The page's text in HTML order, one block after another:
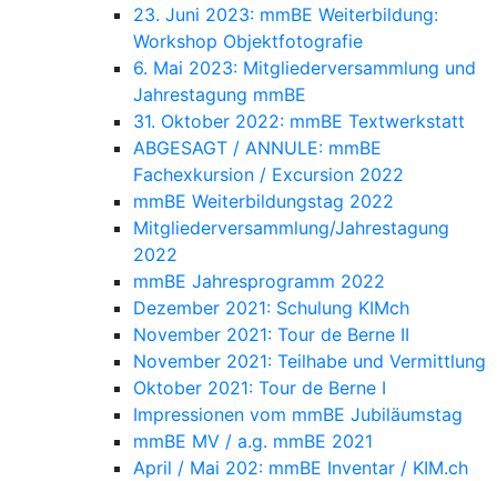
23. Juni 2023: mmBE Weiterbildung:
Workshop Objektfotografie
6. Mai 2023: Mitgliederversammlung und
Jahrestagung mmBE
31. Oktober 2022: mmBE Textwerkstatt
ABGESAGT / ANNULE: mmBE
Fachexkursion / Excursion 2022
mmBE Weiterbildungstag 2022
Mitgliederversammlung/Jahrestagung
2022
mmBE Jahresprogramm 2022
Dezember 2021: Schulung KIMch
November 2021: Tour de Berne II
November 2021: Teilhabe und Vermittlung
Oktober 2021: Tour de Berne I
Impressionen vom mmBE Jubiläumstag
mmBE MV / a.g. mmBE 2021
April / Mai 202: mmBE Inventar / KIM.ch